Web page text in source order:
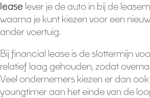
lease lever je de auto in bij de
waarna je kunt kiezen voor een
ander voertuig.
Bij financial lease is de slottermijn
relatief laag gehouden, zodat
Veel ondernemers kiezen er dan
youngtimer aan het einde van de